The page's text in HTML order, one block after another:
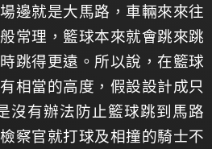
邊就是大馬路，車輛來來往
常理，籃球本來就會跳來跳
跳得更遠。所以說，在籃球
相當的高度，假設設計成只
沒有辦法防止籃球跳到馬路
察官就打球及相撞的騎士不